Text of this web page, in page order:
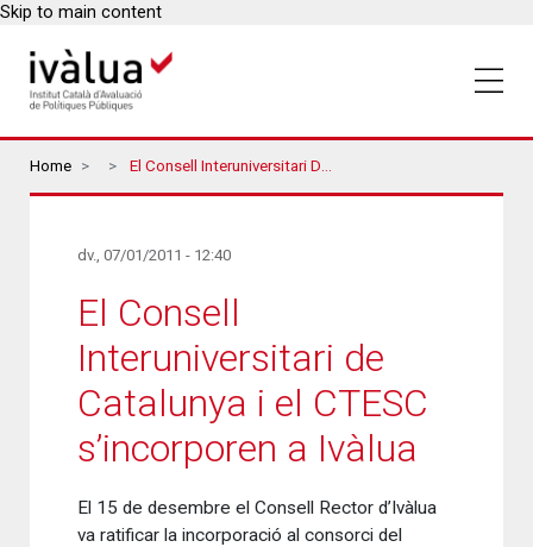
Skip to main content
Breadcrumbs
Home El Consell Interuniversitari De Catalunya I El CTESC S’incorporen A Ivàlua
dv., 07/01/2011 - 12:40
El Consell
Interuniversitari de
Catalunya i el CTESC
s’incorporen a Ivàlua
El 15 de desembre el Consell Rector d’Ivàlua
va ratificar la incorporació al consorci del